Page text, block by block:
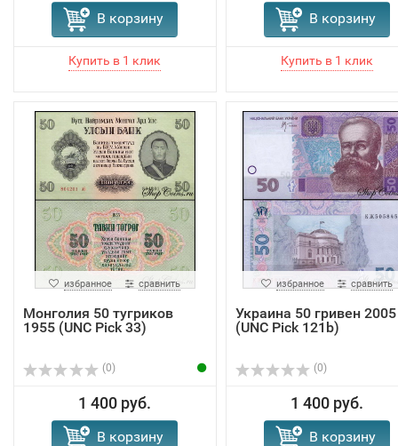
В корзину В корзину
избранное сравнить
Монголия 50 тугриков
1955 (UNC Pick 33)
(0)
1 400 руб.
В корзину
избранное сравнить
Украина 50 гривен 2005
(UNC Pick 121b)
(0)
1 400 руб.
В корзину